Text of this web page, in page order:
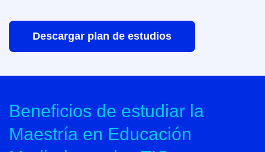
Descargar plan de estudios
Beneficios de estudiar la
Maestría en Educación